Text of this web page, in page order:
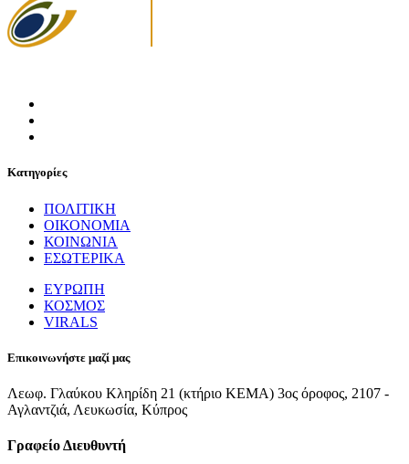
Κατηγορίες
ΠΟΛΙΤΙΚΗ
ΟΙΚΟΝΟΜΙΑ
ΚΟΙΝΩΝΙΑ
ΕΣΩΤΕΡΙΚΑ
ΕΥΡΩΠΗ
ΚΟΣΜΟΣ
VIRALS
Επικοινωνήστε μαζί μας
Λεωφ. Γλαύκου Κληρίδη 21 (κτήριο ΚΕΜΑ) 3ος όροφος, 2107 -
Αγλαντζιά, Λευκωσία, Κύπρος
Γραφείο Διευθυντή